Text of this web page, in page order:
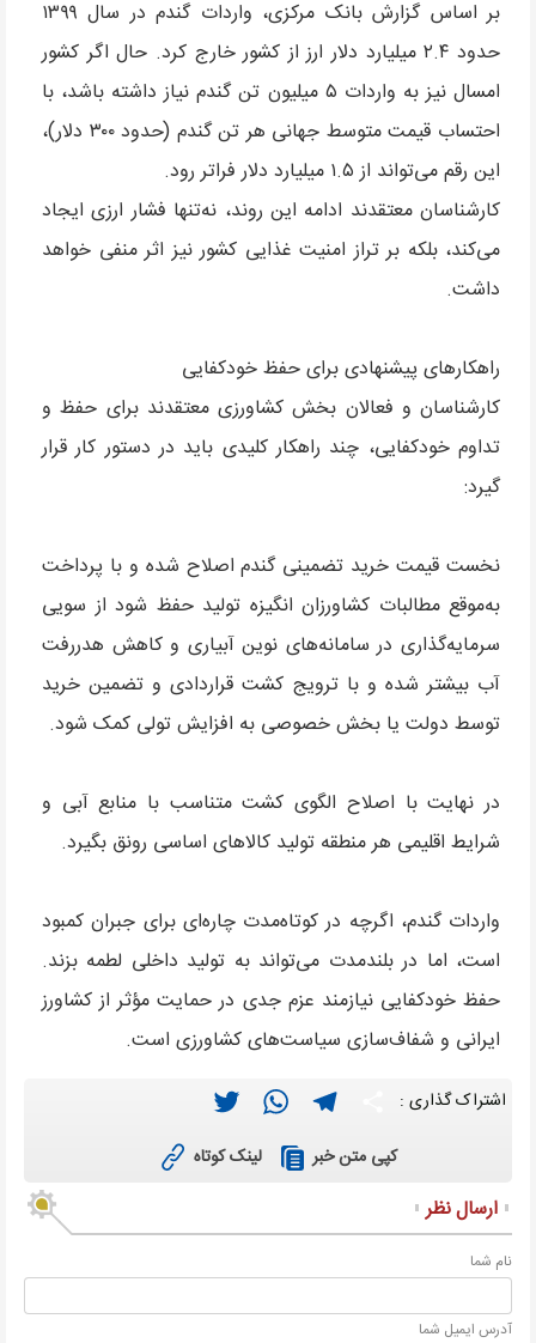
بر اساس گزارش بانک مرکزی، واردات گندم در سال ۱۳۹۹
حدود ۲.۴ میلیارد دلار ارز از کشور خارج کرد. حال اگر کشور
امسال نیز به واردات ۵ میلیون تن گندم نیاز داشته باشد، با
احتساب قیمت متوسط جهانی هر تن گندم (حدود ۳۰۰ دلار)،
این رقم می‌تواند از ۱.۵ میلیارد دلار فراتر رود.
کارشناسان معتقدند ادامه این روند، نه‌تنها فشار ارزی ایجاد
می‌کند، بلکه بر تراز امنیت غذایی کشور نیز اثر منفی خواهد
داشت.
راهکارهای پیشنهادی برای حفظ خودکفایی
کارشناسان و فعالان بخش کشاورزی معتقدند برای حفظ و
تداوم خودکفایی، چند راهکار کلیدی باید در دستور کار قرار
گیرد:
نخست قیمت خرید تضمینی گندم اصلاح شده و با پرداخت
به‌موقع مطالبات کشاورزان انگیزه تولید حفظ شود از سویی
سرمایه‌گذاری در سامانه‌های نوین آبیاری و کاهش هدررفت
آب بیشتر شده و با ترویج کشت قراردادی و تضمین خرید
توسط دولت یا بخش خصوصی به افزایش تولی کمک شود.
در نهایت با اصلاح الگوی کشت متناسب با منابع آبی و
شرایط اقلیمی هر منطقه تولید کالاهای اساسی رونق بگیرد.
واردات گندم، اگرچه در کوتاه‌مدت چاره‌ای برای جبران کمبود
است، اما در بلندمدت می‌تواند به تولید داخلی لطمه بزند.
حفظ خودکفایی نیازمند عزم جدی در حمایت مؤثر از کشاورز
ایرانی و شفاف‌سازی سیاست‌های کشاورزی است.
اشتراک گذاری : Twitter
WhatsAppTelegram
کپی متن خبر لینک کوتاه
ارسال نظر
نام شما
آدرس ايميل شما